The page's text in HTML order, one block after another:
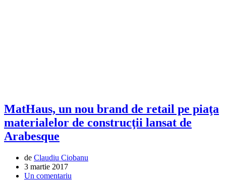
MatHaus, un nou brand de retail pe piaţa
materialelor de construcţii lansat de
Arabesque
de Claudiu Ciobanu
3 martie 2017
Un comentariu